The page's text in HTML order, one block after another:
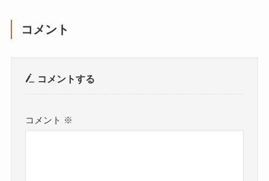
コメント
コメントする
コメント ※